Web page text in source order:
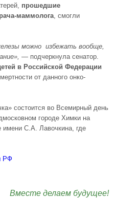
прошедшие
маммолога, смогли
можно избежать вообще,
— подчеркнула сенатор.
в Российской Федерации
от данного онко-
состоится во Всемирный день
городе Химки на
имени С.А. Лавочкина, где
РФ
Вместе делаем будущее!